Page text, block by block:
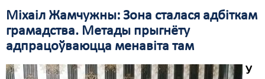
Міхаіл Жамчужны: Зона сталася адбіткам
грамадства. Метады прыгнёту
адпрацоўваюцца менавіта там
У